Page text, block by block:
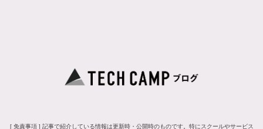
[ 免責事項 ] 記事で紹介している情報は更新時・公開時のものです。特にスクールやサービス